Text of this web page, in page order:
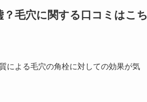
毛穴に関する口コミはこち
による毛穴の角栓に対しての効果が気